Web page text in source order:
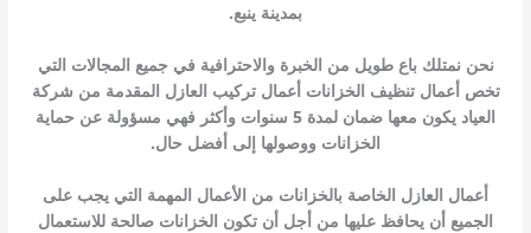
بمدينة ينبع.
نحن نمتلك باع طويل من الخبرة والاحترافية في جميع المجالات التي
تخص أعمال تنظيف الخزانات أعمال تركيب العازل المقدمة من شركة
العياد يكون معها ضمان لمدة 5 سنوات وأكثر فهي مسؤولة عن حماية
الخزانات ووصولها إلى أفضل حال.
أعمال العازل الخاصة بالخزانات من الأعمال المهمة التي يجب على
الجميع أن يحافظ عليها من أجل أن تكون الخزانات صالحة للاستعمال